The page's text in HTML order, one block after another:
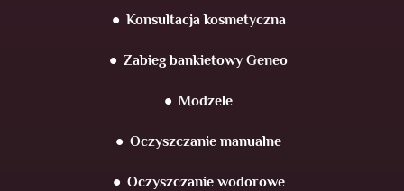
Konsultacja kosmetyczna
Zabieg bankietowy Geneo
Modzele
Oczyszczanie manualne
Oczyszczanie wodorowe